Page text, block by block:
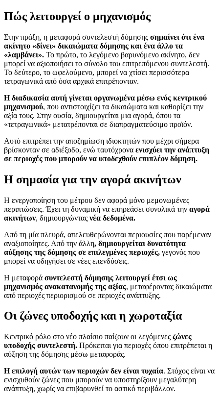
Πώς λειτουργεί ο μηχανισμός
Στην πράξη, η μεταφορά συντελεστή δόμησης σημαίνει ότι ένα
ακίνητο «δίνει» δικαιώματα δόμησης και ένα άλλο τα
«λαμβάνει». Το πρώτο, το λεγόμενο βαρυνόμενο ακίνητο, δεν
μπορεί να αξιοποιήσει το σύνολο του επιτρεπόμενου συντελεστή.
Το δεύτερο, το ωφελούμενο, μπορεί να χτίσει περισσότερα
τετραγωνικά από όσα αρχικά επιτρέπονταν.
Η διαδικασία αυτή γίνεται οργανωμένα μέσω ενός κεντρικού
μηχανισμού, που αντιστοιχίζει τα δικαιώματα και καθορίζει την
αξία τους. Στην ουσία, δημιουργείται μια αγορά, όπου τα
«τετραγωνικά» μετατρέπονται σε διαπραγματεύσιμο προϊόν.
Αυτό επιτρέπει την αποζημίωση ιδιοκτητών που μέχρι σήμερα
βρίσκονταν σε αδιέξοδο, ενώ ταυτόχρονα ενισχύει την ανάπτυξη
σε περιοχές που μπορούν να υποδεχθούν επιπλέον δόμηση.
Η σημασία για την αγορά ακινήτων
Η ενεργοποίηση του μέτρου δεν αφορά μόνο μεμονωμένες
περιπτώσεις. Έχει τη δυναμική να επηρεάσει συνολικά την αγορά
ακινήτων, δημιουργώντας νέα δεδομένα.
Από τη μία πλευρά, απελευθερώνονται περιουσίες που παρέμεναν
αναξιοποίητες. Από την άλλη, δημιουργείται δυνατότητα
αύξησης της δόμησης σε επιλεγμένες περιοχές, γεγονός που
μπορεί να οδηγήσει σε νέες επενδύσεις.
Η μεταφορά συντελεστή δόμησης λειτουργεί έτσι ως
μηχανισμός ανακατανομής της αξίας, μεταφέροντας δικαιώματα
από περιοχές περιορισμού σε περιοχές ανάπτυξης.
Οι ζώνες υποδοχής και η χωροταξία
Κεντρικό ρόλο στο νέο πλαίσιο παίζουν οι λεγόμενες ζώνες
υποδοχής συντελεστή. Πρόκειται για περιοχές όπου επιτρέπεται η
αύξηση της δόμησης μέσω μεταφοράς.
Η επιλογή αυτών των περιοχών δεν είναι τυχαία. Στόχος είναι να
ενισχυθούν ζώνες που μπορούν να υποστηρίξουν μεγαλύτερη
ανάπτυξη, χωρίς να επιβαρυνθεί το αστικό περιβάλλον.